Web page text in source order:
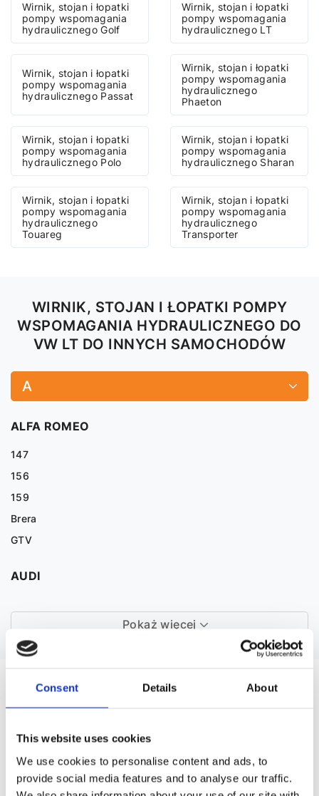
Consent Details About
This website uses cookies
We use cookies to personalise content and ads, to
provide social media features and to analyse our traffic.
Wirnik, stojan i łopatki
pompy wspomagania
hydraulicznego Golf
Wirnik, stojan i łopatki
pompy wspomagania
hydraulicznego LT
Wirnik, stojan i łopatki
pompy wspomagania
hydraulicznego Passat
Wirnik, stojan i łopatki
pompy wspomagania
hydraulicznego
Phaeton
Wirnik, stojan i łopatki
pompy wspomagania
hydraulicznego Polo
Wirnik, stojan i łopatki
pompy wspomagania
hydraulicznego Sharan
Wirnik, stojan i łopatki
pompy wspomagania
hydraulicznego
Touareg
Wirnik, stojan i łopatki
pompy wspomagania
hydraulicznego
Transporter
WIRNIK, STOJAN I ŁOPATKI POMPY
WSPOMAGANIA HYDRAULICZNEGO DO
VW LT DO INNYCH SAMOCHODÓW
A
ALFA ROMEO
147
156
159
Brera
GTV
AUDI
Pokaż więcej
CZĘŚCI ZAMIENNE DO VW LT